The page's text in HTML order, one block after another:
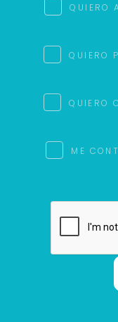
QUIERO
QUIERO
QUIERO
ME